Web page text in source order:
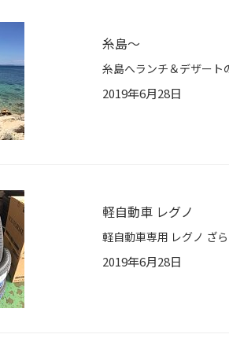
糸島〜
2019年6月28日
軽自動車 レグノ
2019年6月28日